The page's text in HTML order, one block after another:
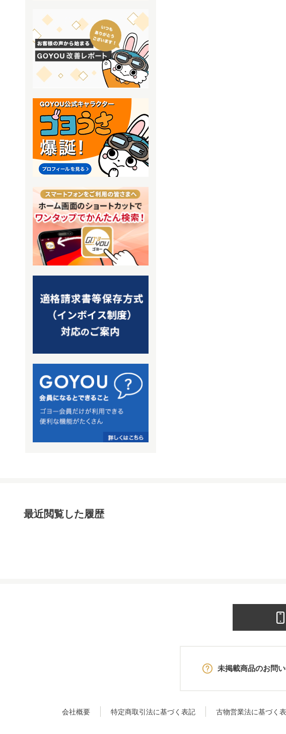
最近閲覧した履歴
未掲載商品のお問
会社概要 特定商取引法に基づく表記 古物営業法に基づく